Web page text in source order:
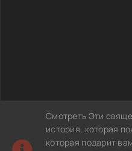
Смотреть Эти
история, которая
которая подарит